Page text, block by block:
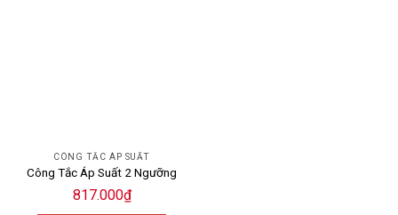
CÔNG TẮC ÁP SUẤT
Công Tắc Áp Suất 2 Ngưỡng
817.000₫